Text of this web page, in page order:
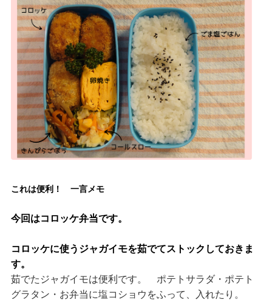
これは便利！ 一言メモ
今回はコロッケ弁当です。
コロッケに使うジャガイモを茹でてストックしておきま
す。
茹でたジャガイモは便利です。 ポテトサラダ・ポテト
グラタン・お弁当に塩コショウをふって、入れたり。